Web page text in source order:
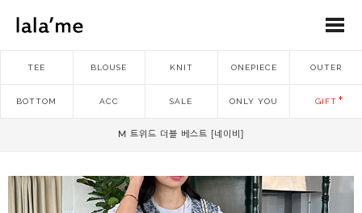
TEE BLOUSE KNIT ONEPIECE OUTER
BOTTOM ACC SALE ONLY YOU GIFT
M 트위드 더블 베스트 [네이비]